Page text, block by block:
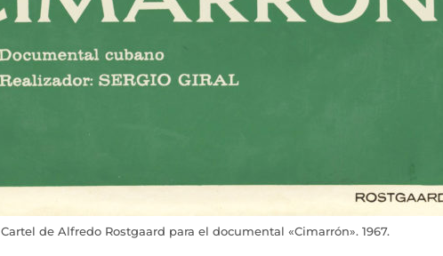
Cartel de Alfredo Rostgaard para el documental «Cimarrón». 1967.